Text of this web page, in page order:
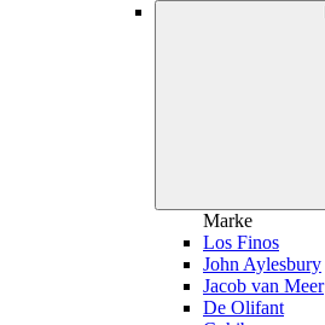
Marke
Los Finos
John Aylesbury
Jacob van Meer
De Olifant